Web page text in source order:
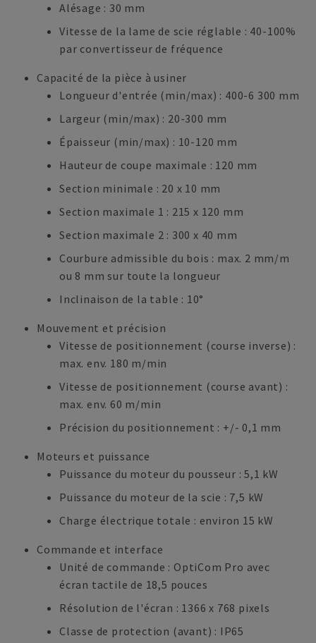
Alésage : 30 mm
Vitesse de la lame de scie réglable : 40-100%
par convertisseur de fréquence
Capacité de la pièce à usiner
Longueur d'entrée (min/max) : 400-6 300 mm
Largeur (min/max) : 20-300 mm
Épaisseur (min/max) : 10-120 mm
Hauteur de coupe maximale : 120 mm
Section minimale : 20 x 10 mm
Section maximale 1 : 215 x 120 mm
Section maximale 2 : 300 x 40 mm
Courbure admissible du bois : max. 2 mm/m
ou 8 mm sur toute la longueur
Inclinaison de la table : 10°
Mouvement et précision
Vitesse de positionnement (course inverse) :
max. env. 180 m/min
Vitesse de positionnement (course avant) :
max. env. 60 m/min
Précision du positionnement : +/- 0,1 mm
Moteurs et puissance
Puissance du moteur du pousseur : 5,1 kW
Puissance du moteur de la scie : 7,5 kW
Charge électrique totale : environ 15 kW
Commande et interface
Unité de commande : OptiCom Pro avec
écran tactile de 18,5 pouces
Résolution de l'écran : 1366 x 768 pixels
Classe de protection (avant) : IP65